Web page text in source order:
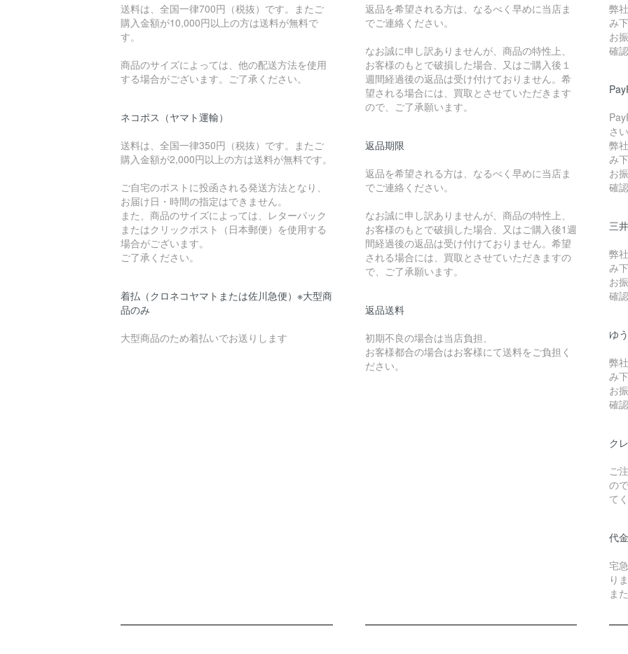
送料は、全国一律700円（税抜）です。またご
購入金額が10,000円以上の方は送料が無料で
す。
商品のサイズによっては、他の配送方法を使用
する場合がございます。ご了承ください。
ネコポス（ヤマト運輸）
送料は、全国一律350円（税抜）です。またご
購入金額が2,000円以上の方は送料が無料です。
ご自宅のポストに投函される発送方法となり、
お届け日・時間の指定はできません。
また、商品のサイズによっては、レターパック
またはクリックポスト（日本郵便）を使用する
場合がございます。
ご了承ください。
着払（クロネコヤマトまたは佐川急便）※大型商
品のみ
大型商品のため着払いでお送りします
返品を希望される方は、なるべく早めに当店ま
でご連絡ください。
なお誠に申し訳ありませんが、商品の特性上、
お客様のもとで破損した場合、又はご購入後１
週間経過後の返品は受け付けておりません。希
望される場合には、買取とさせていただきます
ので、ご了承願います。
返品期限
返品を希望される方は、なるべく早めに当店ま
でご連絡ください。
なお誠に申し訳ありませんが、商品の特性上、
お客様のもとで破損した場合、又はご購入後1週
間経過後の返品は受け付けておりません。希望
される場合には、買取とさせていただきますの
で、ご了承願います。
返品送料
初期不良の場合は当店負担、
お客様都合の場合はお客様にて送料をご負担く
ださい。
弊
み
お
確
さい
弊
み
お
確
三
弊
み
お
確
ゆ
弊
み
お
確
ク
ご
の
て
代
宅
り
ま